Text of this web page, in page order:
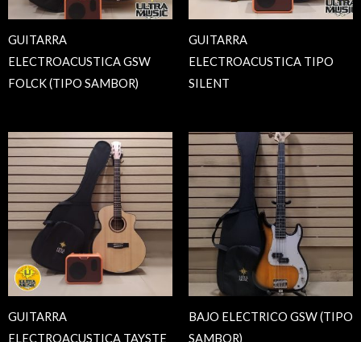
GUITARRA
ELECTROACUSTICA GSW
FOLCK (TIPO SAMBOR)
GUITARRA
ELECTROACUSTICA TIPO
SILENT
GUITARRA
ELECTROACUSTICA TAYSTE
BAJO ELECTRICO GSW (TIPO
SAMBOR)